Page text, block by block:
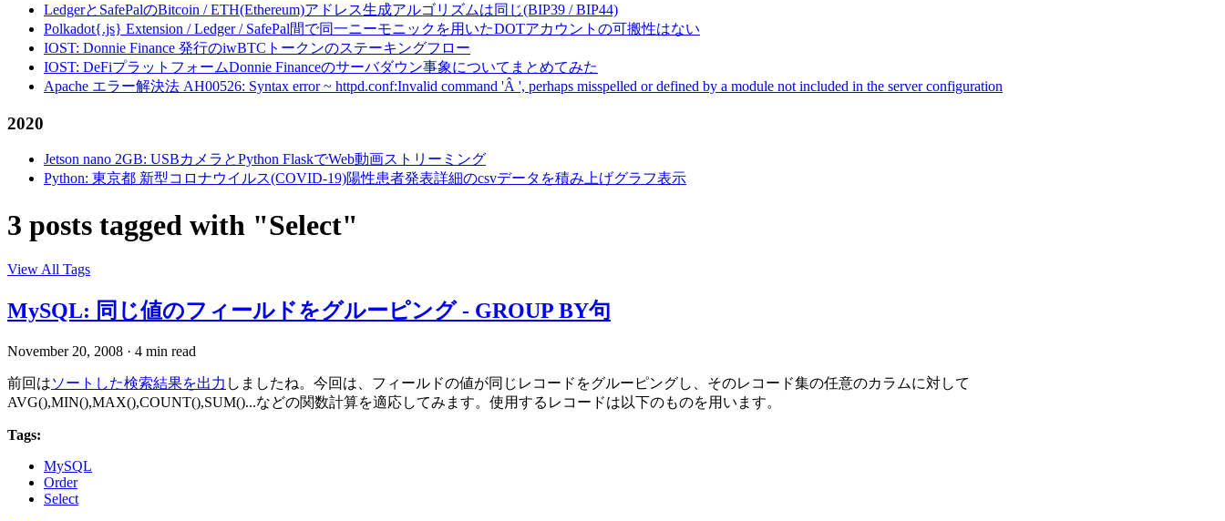
LedgerとSafePalのBitcoin / ETH(Ethereum)アドレス生成アルゴリズムは同じ(BIP39 / BIP44)
Polkadot{.js} Extension / Ledger / SafePal間で同一ニーモニックを用いたDOTアカウントの可搬性はない
IOST: Donnie Finance 発行のiwBTCトークンのステーキングフロー
IOST: DeFiプラットフォームDonnie Financeのサーバダウン事象についてまとめてみた
Apache エラー解決法 AH00526: Syntax error ~ httpd.conf:Invalid command 'Â ', perhaps misspelled or defined by a module not included in the server configuration
2020
Jetson nano 2GB: USBカメラとPython FlaskでWeb動画ストリーミング
Python: 東京都 新型コロナウイルス(COVID-19)陽性患者発表詳細のcsvデータを積み上げグラフ表示
3 posts tagged with "Select"
View All Tags
MySQL: 同じ値のフィールドをグルーピング - GROUP BY句
November 20, 2008 · 4 min read
前回はソートした検索結果を出力 しましたね。今回は、フィールドの値が同じレコードをグルーピングし、そのレコード集の任意のカラムに対して
AVG(),MIN(),MAX(),COUNT(),SUM()...などの関数計算を適応してみます。使用するレコードは以下のものを用います。
Tags:
MySQL
Order
Select